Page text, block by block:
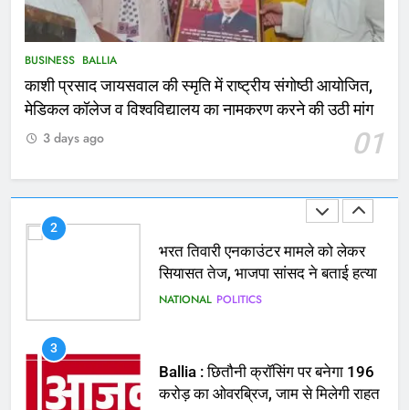
BUSINESS BALLIA
काशी प्रसाद जायसवाल की स्मृति में राष्ट्रीय संगोष्ठी आयोजित,
मेडिकल कॉलेज व विश्वविद्यालय का नामकरण करने की उठी मांग
01
3 days ago
Ballia : थैंक्यू बलिया पुलिस: पीड़िता को
मिले 1.38 लाख रूपये
1
बचाने के लिए छात्रों ने लगाई छलांग, कई
घायल
ACCIDENT BUSINESS
2
भरत तिवारी एनकाउंटर मामले को लेकर
सियासत तेज, भाजपा सांसद ने बताई हत्या
NATIONAL POLITICS
3
Ballia : छितौनी क्रॉसिंग पर बनेगा 196
करोड़ का ओवरब्रिज, जाम से मिलेगी राहत